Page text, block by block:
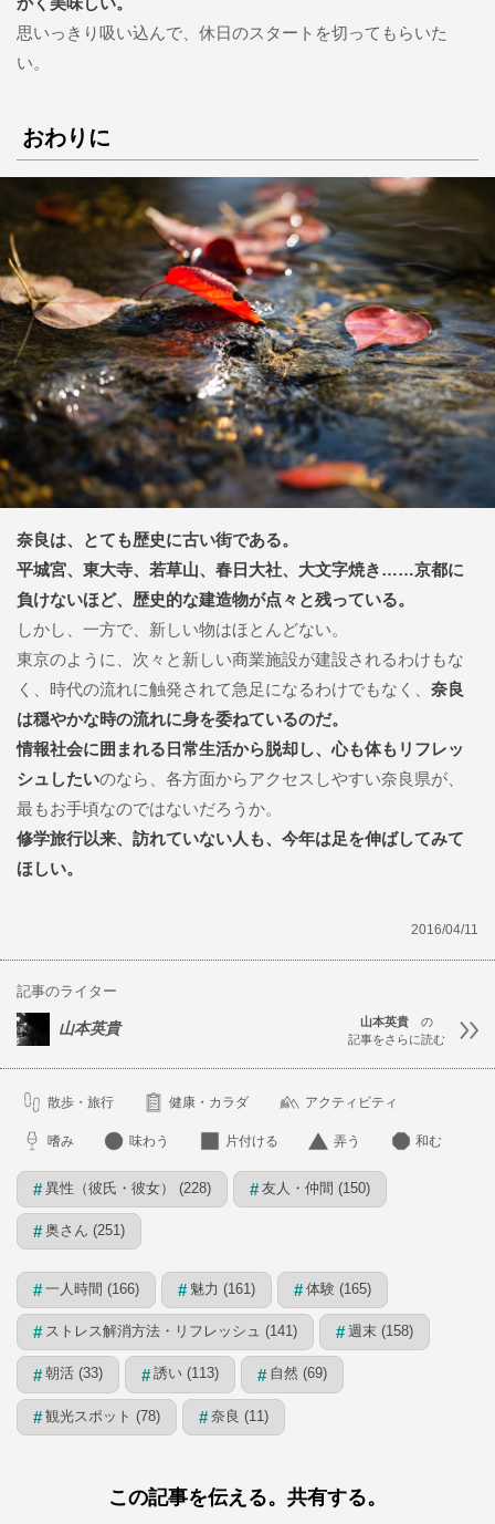
思いっきり吸い込んで、休日のスタートを切ってもらいた
い。
おわりに
奈良は、とても歴史に古い街である。
平城宮、東大寺、若草山、春日大社、大文字焼き……京都に
負けないほど、歴史的な建造物が点々と残っている。
しかし、一方で、新しい物はほとんどない。
東京のように、次々と新しい商業施設が建設されるわけもな
く、時代の流れに触発されて急足になるわけでもなく、 奈良
は穏やかな時の流れに身を委ねているのだ。
情報社会に囲まれる日常生活から脱却し、心も体もリフレッ
シュしたいのなら、各方面からアクセスしやすい奈良県が、
最もお手頃なのではないだろうか。
修学旅行以来、訪れていない人も、今年は足を伸ばしてみて
ほしい。
2016/04/11
記事のライター
山本英貴 山本英貴 の
記事をさらに読む
散歩・旅行 健康・カラダ アクティビティ
嗜み 味わう 片付ける 弄う 和む
# 異性（彼氏・彼女） (228) # 友人・仲間 (150)
# 奥さん (251)
# 一人時間 (166) # 魅力 (161) # 体験 (165)
# ストレス解消方法・リフレッシュ (141) # 週末 (158)
# 朝活 (33) # 誘い (113) # 自然 (69)
# 観光スポット (78) # 奈良 (11)
この記事を伝える。共有する。